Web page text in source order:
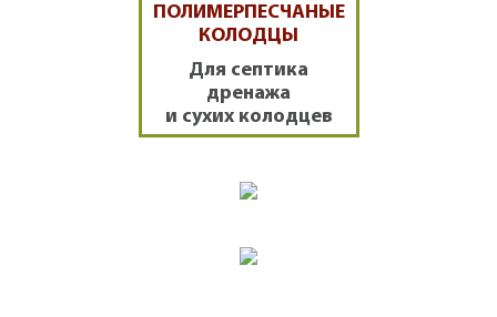
ПОЛИМЕРПЕСЧАНЫЕ
КОЛОДЦЫ
Для септика
дренажа
и сухих колодцев